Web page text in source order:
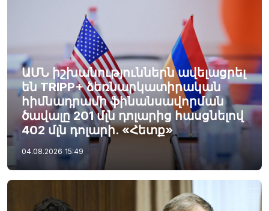
ԱՄՆ իշխանություններն ավելացրել
են TRIPP+ ձեռնարկատիրական
հիմնադրամի ֆինանսավորման
ծավալը 201 մլն դոլարից հասցնելով
402 մլն դոլարի. «Հետք»
04.08.2026 15:49